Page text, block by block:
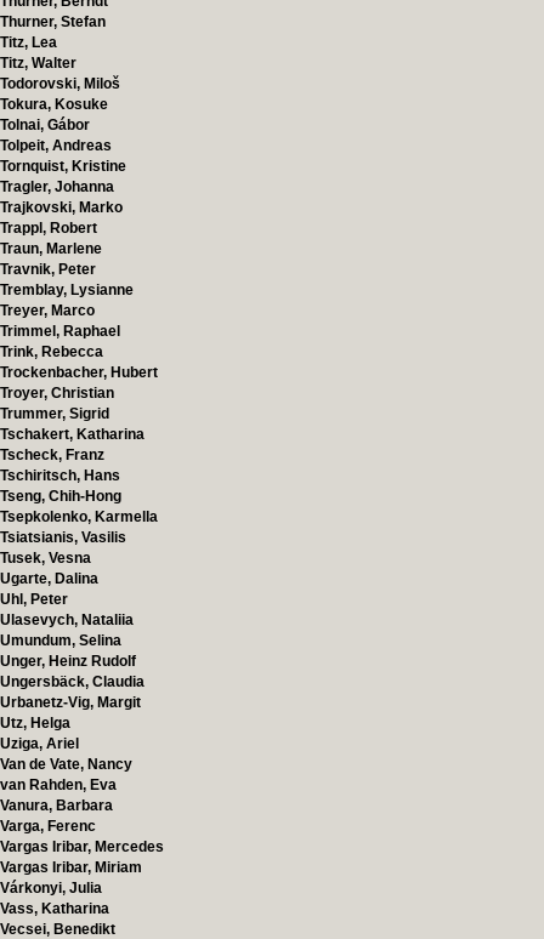
Thurner, Stefan
Titz, Lea
Titz, Walter
Todorovski, Miloš
Tokura, Kosuke
Tolnai, Gábor
Tolpeit, Andreas
Tornquist, Kristine
Tragler, Johanna
Trajkovski, Marko
Trappl, Robert
Traun, Marlene
Travnik, Peter
Tremblay, Lysianne
Treyer, Marco
Trimmel, Raphael
Trink, Rebecca
Trockenbacher, Hubert
Troyer, Christian
Trummer, Sigrid
Tschakert, Katharina
Tscheck, Franz
Tschiritsch, Hans
Tseng, Chih-Hong
Tsepkolenko, Karmella
Tsiatsianis, Vasilis
Tusek, Vesna
Ugarte, Dalina
Uhl, Peter
Ulasevych, Nataliia
Umundum, Selina
Unger, Heinz Rudolf
Ungersbäck, Claudia
Urbanetz-Vig, Margit
Utz, Helga
Uziga, Ariel
Van de Vate, Nancy
van Rahden, Eva
Vanura, Barbara
Varga, Ferenc
Vargas Iribar, Mercedes
Vargas Iribar, Miriam
Várkonyi, Julia
Vass, Katharina
Vecsei, Benedikt